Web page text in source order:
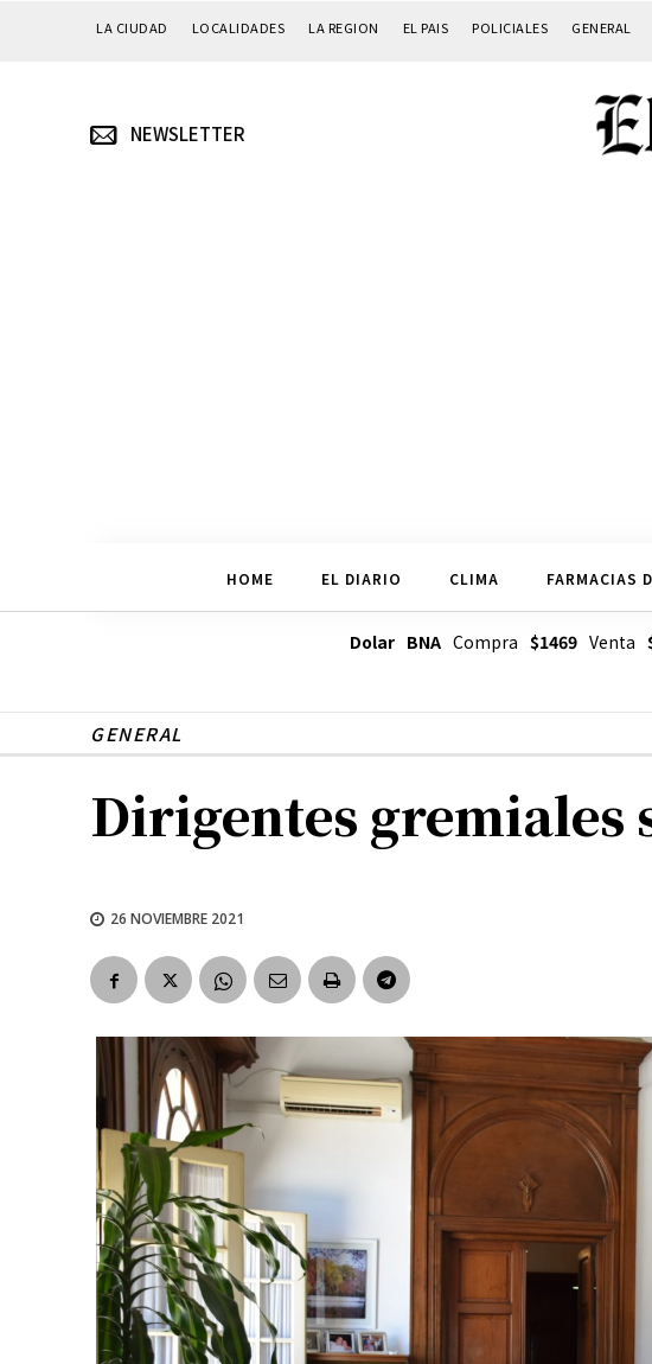
LA CIUDAD LOCALIDADES LA REGION EL PAIS POLICIALES GENERAL
NEWSLETTER
HOME EL DIARIO CLIMA FARMACIAS
Dolar BNACompra $1469Venta
GENERAL
Dirigentes gremiales
26 NOVIEMBRE 2021